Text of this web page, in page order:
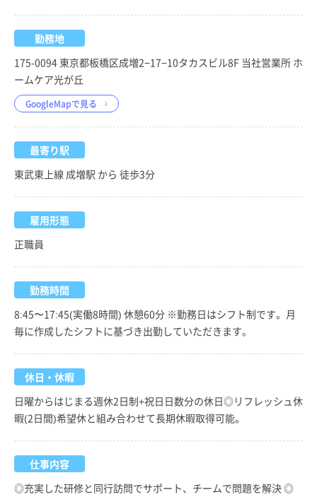
勤務地
175-0094 東京都板橋区成増2−17−10タカスビル8F 当社営業所 ホ
ームケア光が丘
GoogleMapで見る
最寄り駅
東武東上線 成増駅 から 徒歩3分
雇用形態
正職員
勤務時間
8:45〜17:45(実働8時間) 休憩60分 ※勤務日はシフト制です。月
毎に作成したシフトに基づき出勤していただきます。
休日・休暇
日曜からはじまる週休2日制+祝日日数分の休日◎リフレッシュ休
暇(2日間)希望休と組み合わせて長期休暇取得可能。
仕事内容
◎充実した研修と同行訪問でサポート、チームで問題を解決 ◎